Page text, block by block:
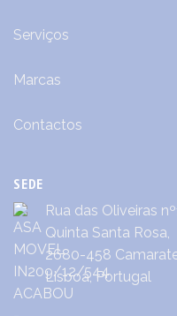
Serviços
Marcas
Contactos
SEDE
Rua das Oliveiras
Quinta Santa Rosa,
2680-458
Lisboa, Portugal